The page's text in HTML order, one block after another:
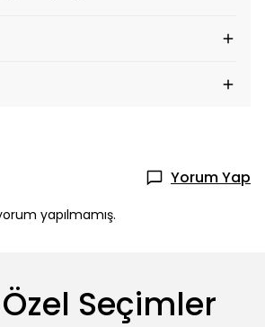
Yorum Yap
yapılmamış.
Seçimler